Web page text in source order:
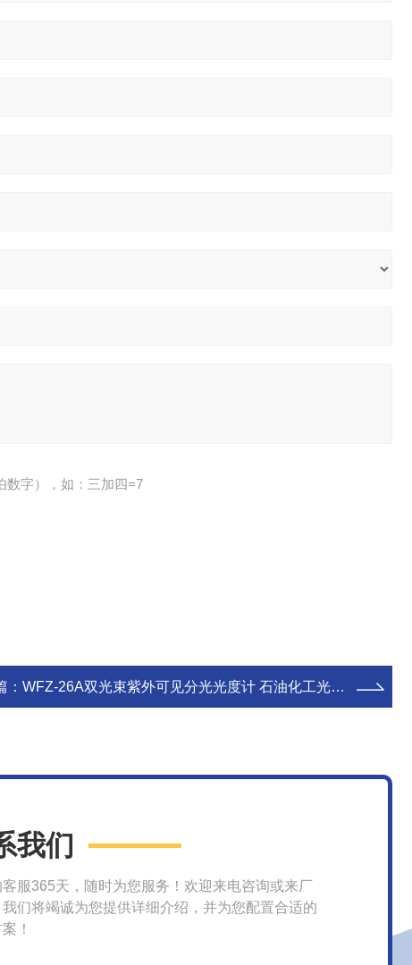
数字），如：三加四=7
： WFZ-26A双光束紫外可见分光光度计 石油化工光谱仪
我们
客服365天，随时为您服务！欢迎来电咨询或来厂
们将竭诚为您提供详细介绍，并为您配置合适的
！